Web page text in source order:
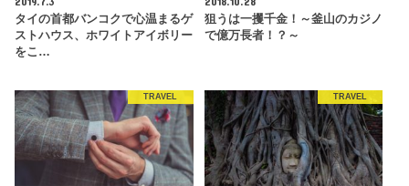
タイの首都バンコクで心温まるゲ
ストハウス、ホワイトアイボリー
をこ…
狙うは一攫千金！～釜山のカジノ
で億万長者！？～
TRAVEL TRAVEL